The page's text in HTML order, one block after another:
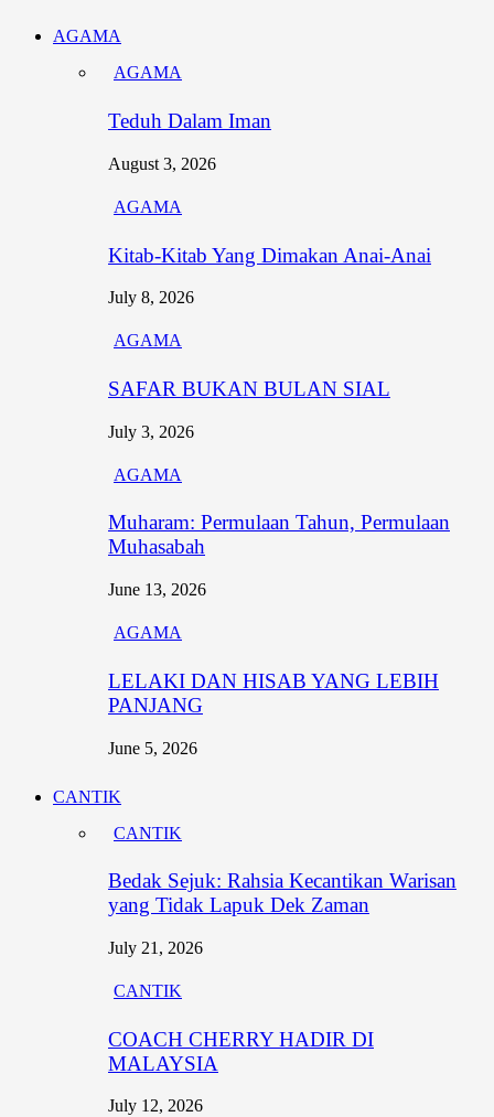
AGAMA
AGAMA
Teduh Dalam Iman
August 3, 2026
AGAMA
Kitab-Kitab Yang Dimakan Anai-Anai
July 8, 2026
AGAMA
SAFAR BUKAN BULAN SIAL
July 3, 2026
AGAMA
Muharam: Permulaan Tahun, Permulaan
Muhasabah
June 13, 2026
AGAMA
LELAKI DAN HISAB YANG LEBIH
PANJANG
June 5, 2026
CANTIK
CANTIK
Bedak Sejuk: Rahsia Kecantikan Warisan
yang Tidak Lapuk Dek Zaman
July 21, 2026
CANTIK
COACH CHERRY HADIR DI
MALAYSIA
July 12, 2026